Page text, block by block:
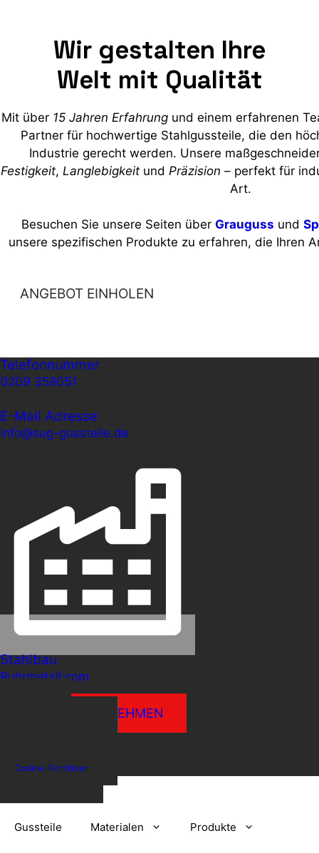
Wir gestalten Ihre
Welt mit Qualität
Mit über 15 Jahren Erfahrungund einem erfahrenen
Partner für hochwertige Stahlgussteile, die den
Industrie gerecht werden. Unsere
Festigkeit, Langlebigkeitund Präzision – perfekt für
Art.
Besuchen Sie unsere Seiten über Grauguss und
unsere spezifischen Produkte zu erfahren, die Ihren
ANGEBOT EINHOLEN
Telefonnummer
0209 358051
E-Mail Adresse
info@sug-gussteile.de
Stahlbau
Ruhrmetall.com
KONTAKT AUFNEHMEN
Cookie-Richtlinien
Gussteile Materialen Produkte